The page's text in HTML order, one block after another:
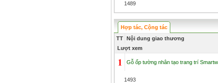
1489
Hợp tác, Cộng tác
TT
Nội dung giao thương
Lượt xem
1 Gỗ ốp tường nhân tạo trang trí
1493